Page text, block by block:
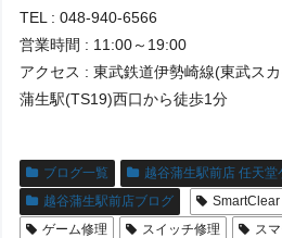
TEL : 048-940-6566
営業時間 : 11:00～19:00
アクセス : 東武鉄道伊勢崎線(東武ス
蒲生駅(TS19)西口から徒歩1分
ブログ一覧
越谷蒲生駅前店 任天
越谷蒲生駅前店ブログ
SmartClear
ゲーム修理
スイッチ修理
ス